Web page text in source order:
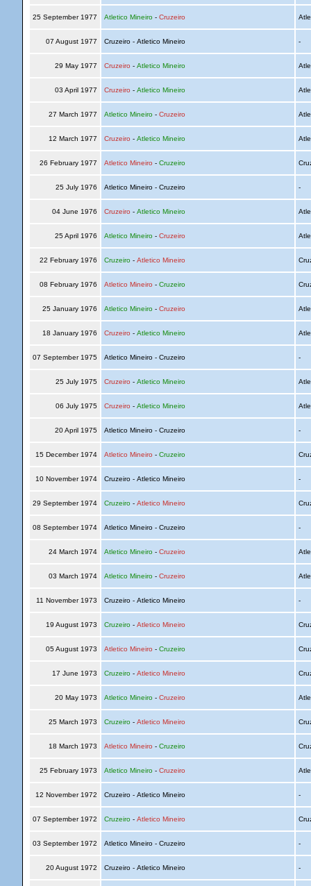
25 September 1977 Atletico Mineiro- Cruzeiro
07 August 1977 Cruzeiro - Atletico Mineiro -
29 May 1977 Cruzeiro - Atletico Mineiro
03 April 1977 Cruzeiro - Atletico Mineiro
27 March 1977 Atletico Mineiro- Cruzeiro
12 March 1977 Cruzeiro - Atletico Mineiro
26 February 1977 Atletico Mineiro - Cruzeiro
25 July 1976 Atletico Mineiro - Cruzeiro -
04 June 1976 Cruzeiro - Atletico Mineiro
25 April 1976 Atletico Mineiro- Cruzeiro
22 February 1976 Cruzeiro- Atletico Mineiro
08 February 1976 Atletico Mineiro - Cruzeiro
25 January 1976 Atletico Mineiro- Cruzeiro
18 January 1976 Cruzeiro - Atletico Mineiro
07 September 1975 Atletico Mineiro - Cruzeiro -
25 July 1975 Cruzeiro - Atletico Mineiro
06 July 1975 Cruzeiro - Atletico Mineiro
20 April 1975 Atletico Mineiro - Cruzeiro -
15 December 1974 Atletico Mineiro - Cruzeiro
10 November 1974 Cruzeiro - Atletico Mineiro -
29 September 1974 Cruzeiro- Atletico Mineiro
08 September 1974 Atletico Mineiro - Cruzeiro -
24 March 1974 Atletico Mineiro- Cruzeiro
03 March 1974 Atletico Mineiro- Cruzeiro
11 November 1973 Cruzeiro - Atletico Mineiro -
19 August 1973 Cruzeiro- Atletico Mineiro
05 August 1973 Atletico Mineiro - Cruzeiro
17 June 1973 Cruzeiro- Atletico Mineiro
20 May 1973 Atletico Mineiro- Cruzeiro
25 March 1973 Cruzeiro- Atletico Mineiro
18 March 1973 Atletico Mineiro - Cruzeiro
25 February 1973 Atletico Mineiro- Cruzeiro
12 November 1972 Cruzeiro - Atletico Mineiro -
07 September 1972 Cruzeiro- Atletico Mineiro
03 September 1972 Atletico Mineiro - Cruzeiro -
20 August 1972 Cruzeiro - Atletico Mineiro -